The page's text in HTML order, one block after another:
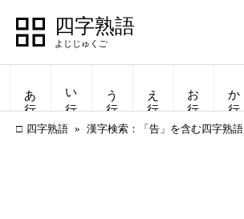
四字熟語
あ行 い行 う行 え行 お行 か行
四字熟語 漢字検索：「告」を含む四字熟語